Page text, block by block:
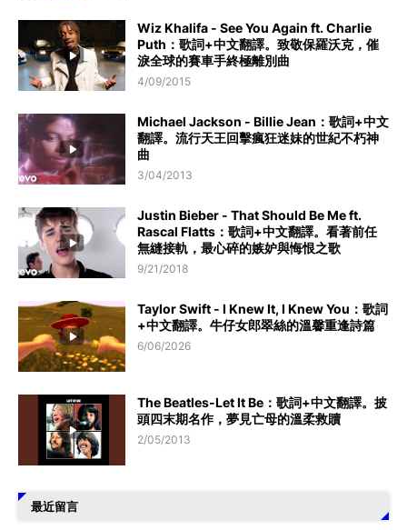
Wiz Khalifa - See You Again ft. Charlie
Puth：歌詞+中文翻譯。致敬保羅沃克，催
淚全球的賽車手終極離別曲
4/09/2015
Michael Jackson - Billie Jean：歌詞+中文
翻譯。流行天王回擊瘋狂迷妹的世紀不朽神
曲
3/04/2013
Justin Bieber - That Should Be Me ft.
Rascal Flatts：歌詞+中文翻譯。看著前任
無縫接軌，最心碎的嫉妒與悔恨之歌
9/21/2018
Taylor Swift - I Knew It, I Knew You：歌詞
+中文翻譯。牛仔女郎翠絲的溫馨重逢詩篇
6/06/2026
The Beatles-Let It Be：歌詞+中文翻譯。披
頭四末期名作，夢見亡母的溫柔救贖
2/05/2013
最近留言